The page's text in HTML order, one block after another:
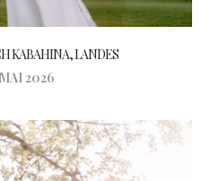
KABAHINA, LANDES
2026